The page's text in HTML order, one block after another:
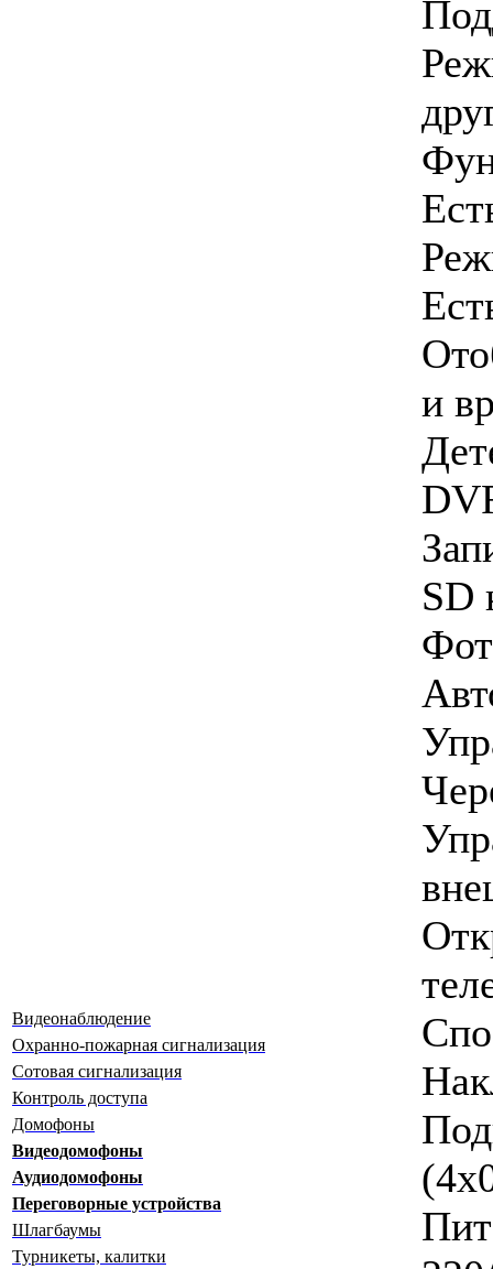
Видеонаблюдение
Охранно-пожарная сигнализация
Сотовая сигнализация
Контроль доступа
Домофоны
Видеодомофоны
Аудиодомофоны
Переговорные устройства
Шлагбаумы
Турникеты, калитки
и
SD